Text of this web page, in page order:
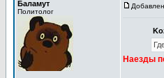
Баламут
Политолог
Наезды